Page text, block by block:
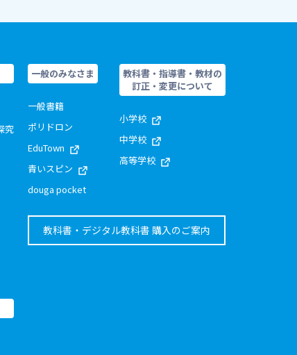
究
一般のみなさま
一般書籍
ポリドロン
EduTown
青いスピン
douga pocket
教科書・指導書・教材の
訂正・変更について
小学校
中学校
高等学校
教科書・デジタル教科書 購入のご案内